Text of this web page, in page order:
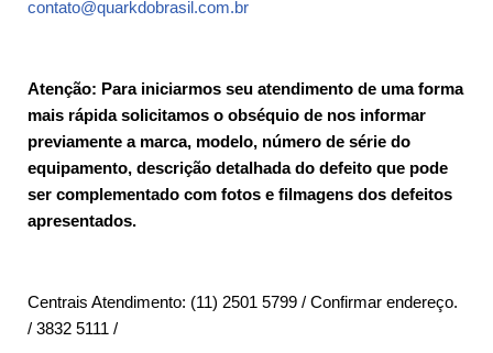
contato@quarkdobrasil.com.br
Atenção: Para iniciarmos seu atendimento de uma forma
mais rápida solicitamos o obséquio de nos informar
previamente a marca, modelo, número de série do
equipamento, descrição detalhada do defeito que pode
ser complementado com fotos e filmagens dos defeitos
apresentados.
Centrais Atendimento: (11) 2501 5799 / Confirmar endereço.
/ 3832 5111 /